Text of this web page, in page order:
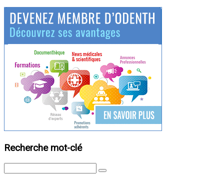
Recherche mot-clé